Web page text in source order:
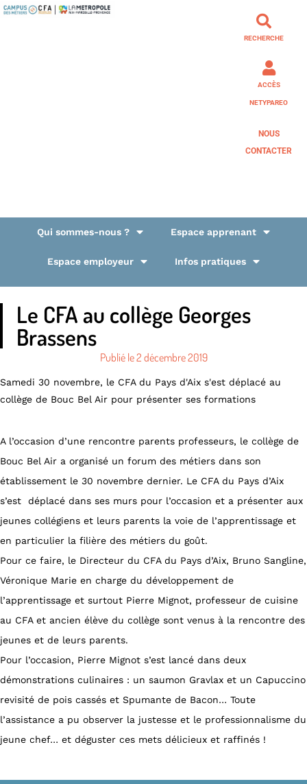
RECHERCHE
ACCÈS
NETYPAREO
NOUS
CONTACTER
Qui sommes-nous ? Espace apprenant
Espace employeur Infos pratiques
Le CFA au collège Georges
Brassens
Publié le2 décembre 2019
Samedi 30 novembre, le CFA du Pays d'Aix s'est déplacé au
collège de Bouc Bel Air pour présenter ses formations
A l’occasion d’une rencontre parents professeurs, le collège de
Bouc Bel Air a organisé un forum des métiers dans son
établissement le 30 novembre dernier. Le CFA du Pays d’Aix
s’est déplacé dans ses murs pour l’occasion et a présenter aux
jeunes collégiens et leurs parents la voie de l’apprentissage et
en particulier la filière des métiers du goût.
Pour ce faire, le Directeur du CFA du Pays d’Aix, Bruno Sangline,
Véronique Marie en charge du développement de
l’apprentissage et surtout Pierre Mignot, professeur de cuisine
au CFA et ancien élève du collège sont venus à la rencontre des
jeunes et de leurs parents.
Pour l’occasion, Pierre Mignot s’est lancé dans deux
démonstrations culinaires : un saumon Gravlax et un Capuccino
revisité de pois cassés et Spumante de Bacon… Toute
l’assistance a pu observer la justesse et le professionnalisme du
jeune chef… et déguster ces mets délicieux et raffinés !